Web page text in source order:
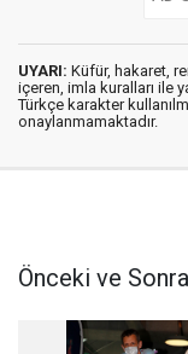
UYARI: Küfür, hakaret,
içeren, imla kuralları ile
Türkçe karakter
onaylanmamaktadır.
Önceki ve